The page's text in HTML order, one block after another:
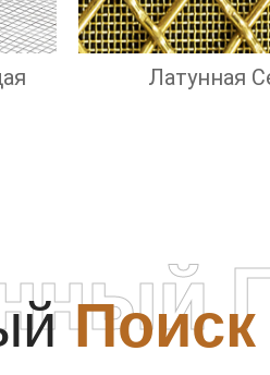
Латунная
Поиск